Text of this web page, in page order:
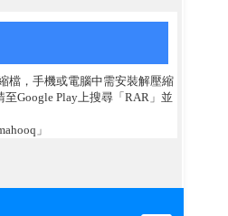
檔，手機或電腦中需安裝解壓縮
Google Play上搜尋「RAR」並
」